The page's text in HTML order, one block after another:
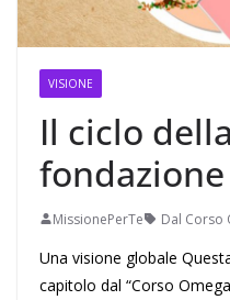
VISIONE
Il ciclo della
MissionePerTe Dal Corso
Una visione globale
capitolo dal “Corso